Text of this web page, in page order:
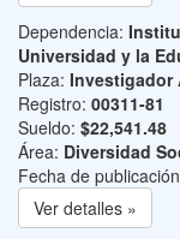
Dependencia:
Universidad y la
Plaza: Investigador
Registro: 00311-81
Sueldo: $22,541.48
Área: Diversidad
Fecha de
Ver detalles »